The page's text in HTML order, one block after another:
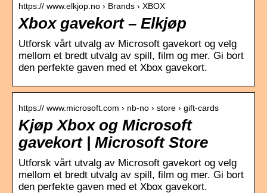
https:// www.elkjop.no › Brands › XBOX
Xbox gavekort – Elkjøp
Utforsk vårt utvalg av Microsoft gavekort og velg
mellom et bredt utvalg av spill, film og mer. Gi bort
den perfekte gaven med et Xbox gavekort.
https:// www.microsoft.com › nb-no › store › gift-cards
Kjøp Xbox og Microsoft
gavekort | Microsoft Store
Utforsk vårt utvalg av Microsoft gavekort og velg
mellom et bredt utvalg av spill, film og mer. Gi bort
den perfekte gaven med et Xbox gavekort.